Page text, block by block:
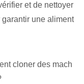
et de nettoyer
une aliment
cloner des mach